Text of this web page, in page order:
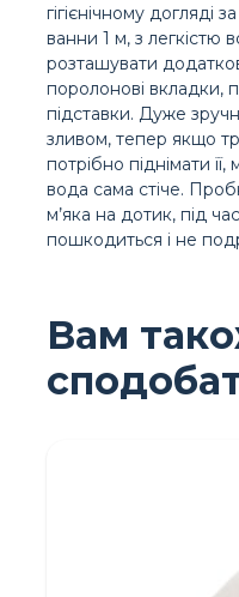
гігієнічному
ванни 1 м, з легкістю
розташувати
поролонові вкладки,
підставки. Дуже
зливом, тепер якщо
потрібно піднімати
вода сама стіче.
м’яка на дотик, під
пошкодиться і не
Вам